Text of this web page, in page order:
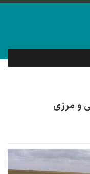
و مرزی